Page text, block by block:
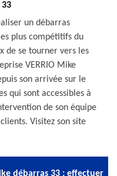
33
un débarras
plus compétitifs du
de se tourner vers les
VERRIO Mike
son arrivée sur le
qui sont accessibles à
de son équipe
Visitez son site
débarras 33 : effectuer